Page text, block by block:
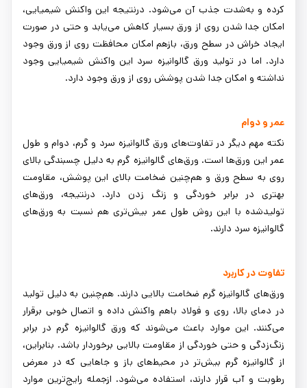
کرده و به‌شدت جذب آن می‌شود. درنتیجه این واکنش شیمیایی،
امکان جدا شدن روی از ورق بسیار کاهش می‌یابد و حتی در صورت
ایجاد خراش در سطح ورق، بازهم امکان محافظت روی از ورق وجود
دارد. اما در تولید ورق گالوانیزه سرد این واکنش شیمیایی وجود
نداشته و امکان جدا شدن پوشش روی از ورق وجود دارد.
عمر و دوام
نکته مهم دیگر در تفاوت‌های ورق گالوانیزه سرد و گرم، دوام و طول
عمر این ورق‌ها است. ورق‌های گالوانیزه گرم به دلیل چسبندگی بالای
روی به سطح ورق و هم‌چنین ضخامت بالای این پوشش، مقاومت
بهتری در برابر خوردگی و زنگ زدن دارد. درنتیجه، ورق‌های
تولیدشده با این روش طول عمر بیش‌تری هم نسبت به ورق‌های
گالوانیزه سرد دارند.
تفاوت در کاربرد
ورق‌های گالوانیزه گرم ضخامت بالایی دارند. هم‌چنین به دلیل تولید
در دمای بالا، روی و فولاد باهم واکنش داده و اتصال خوبی برقرار
می‌کنند. این موارد باعث می‌شوند که ورق گالوانیزه گرم در برابر
زنگ‌زدگی و حتی خوردگی از مقاومت بالایی برخوردار باشد. بنابراین،
از گالوانیزه گرم بیش‌تر در محیط‌های باز و جاهایی که در معرض
رطوبت و آب قرار دارند، استفاده می‌شود. ازجمله رایج‌ترین موارد